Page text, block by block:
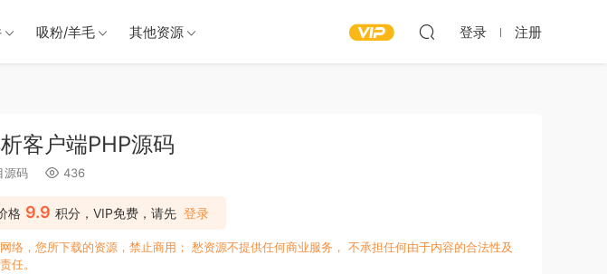
吸粉/羊毛 其他资源 登录 注册
客户端PHP源码
源码 436
格 9.9 积分，VIP免费，请先 登录
络，您所下载的资源，禁止商用； 愁资源不提供任何商业服务， 不承担任何由于内容的合法性及
任。